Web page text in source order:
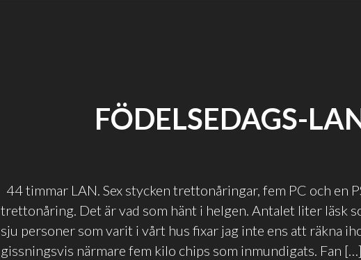
FÖDELSEDAGS-
44 timmar LAN. Sex stycken trettonåringar, fem PC och en
trettonåring. Det är vad som hänt i helgen. Antalet liter läsk
sju personer som varit i vårt hus fixar jag inte ens att räkna
gissningsvis närmare fem kilo chips som inmundigats. Fan […]